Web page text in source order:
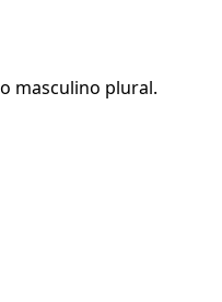
masculino plural.